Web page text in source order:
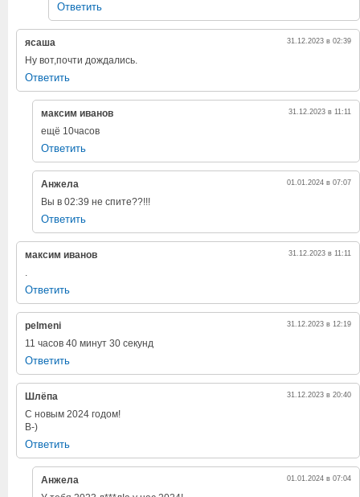
Ответить
ясаша 31.12.2023 в 02:39
Ну вот,почти дождались.
Ответить
максим иванов 31.12.2023 в 11:11
ещё 10часов
Ответить
Анжела 01.01.2024 в 07:07
Вы в 02:39 не спите??!!!
Ответить
максим иванов 31.12.2023 в 11:11
Ответить
pelmeni 31.12.2023 в 12:19
11 часов 40 минут 30 секунд
Ответить
Шлёпа 31.12.2023 в 20:40
С новым 2024 годом!
В-)
Ответить
Анжела 01.01.2024 в 07:04